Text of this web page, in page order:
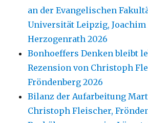
an der Evangelischen
Universität Leipzig, Joachim
Herzogenrath 2026
Bonhoeffers Denken bleibt
Rezension von Christoph
Fröndenberg 2026
Bilanz der Aufarbeitung
Christoph Fleischer,